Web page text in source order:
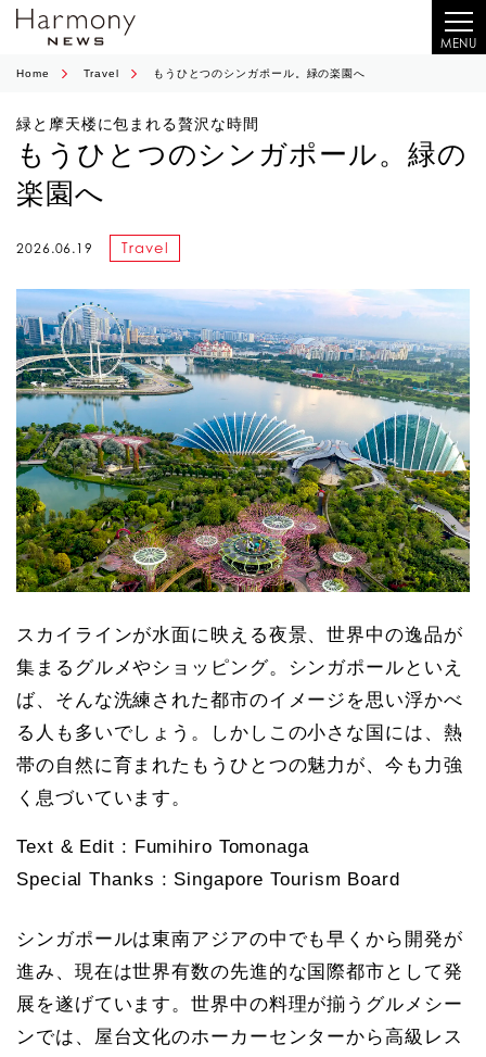
MENU
Home Travel もうひとつのシンガポール。緑の楽園へ
緑と摩天楼に包まれる贅沢な時間
もうひとつのシンガポール。緑の
楽園へ
2026.06.19 Travel
スカイラインが水面に映える夜景、世界中の逸品が
集まるグルメやショッピング。シンガポールといえ
ば、そんな洗練された都市のイメージを思い浮かべ
る人も多いでしょう。しかしこの小さな国には、熱
帯の自然に育まれたもうひとつの魅力が、今も力強
く息づいています。
Text & Edit : Fumihiro Tomonaga
Special Thanks : Singapore Tourism Board
シンガポールは東南アジアの中でも早くから開発が
進み、現在は世界有数の先進的な国際都市として発
展を遂げています。世界中の料理が揃うグルメシー
ンでは、屋台文化のホーカーセンターから高級レス